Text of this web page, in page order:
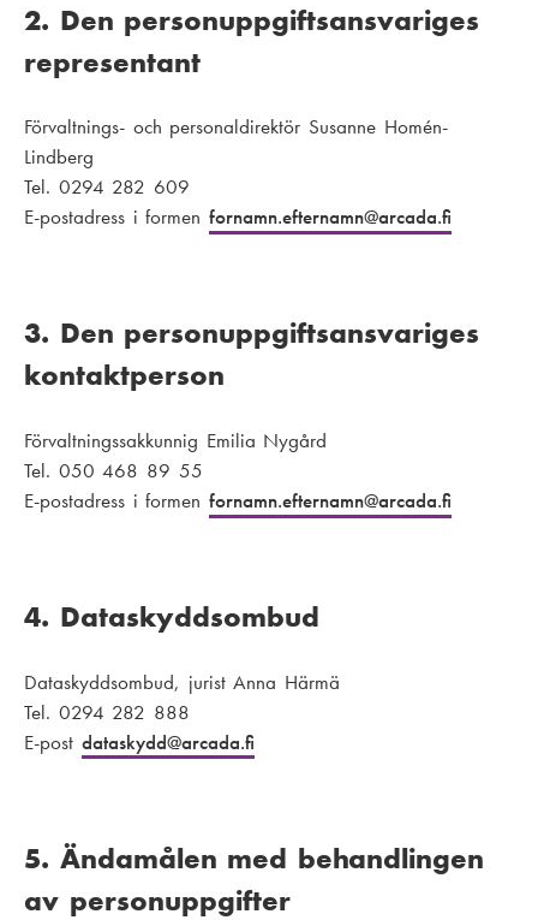
2. Den personuppgiftsansvariges
representant
Förvaltnings- och personaldirektör Susanne Homén-
Lindberg
Tel. 0294 282 609
E-postadress i formenfornamn.efternamn@arcada.fi
3. Den personuppgiftsansvariges
kontaktperson
Förvaltningssakkunnig Emilia Nygård
Tel. 050 468 89 55
E-postadress i formenfornamn.efternamn@arcada.fi
4. Dataskyddsombud
Dataskyddsombud, jurist Anna Härmä
Tel. 0294 282 888
E-post dataskydd@arcada.fi
5. Ändamålen med behandlingen
av personuppgifter